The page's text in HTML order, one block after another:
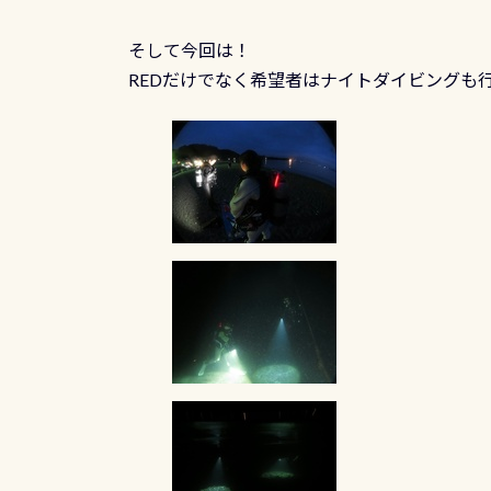
そして今回は！
REDだけでなく希望者はナイトダイビングも